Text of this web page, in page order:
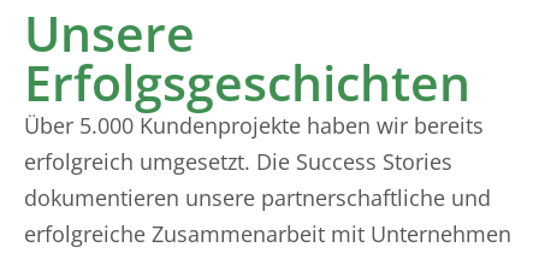
Unsere
Erfolgsgeschichten
Über 5.000 Kundenprojekte haben wir bereits
erfolgreich umgesetzt. Die Success Stories
dokumentieren unsere partnerschaftliche und
erfolgreiche Zusammenarbeit mit Unternehmen